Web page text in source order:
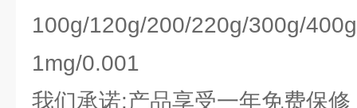
100g/120g/200/220g/300g/
1mg/0.001
我们承诺:产品享受一年免费保